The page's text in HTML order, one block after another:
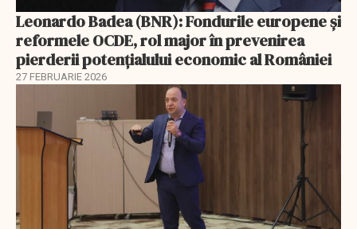
Leonardo Badea (BNR): Fondurile europene și
reformele OCDE, rol major în prevenirea
pierderii potențialului economic al României
27 FEBRUARIE 2026